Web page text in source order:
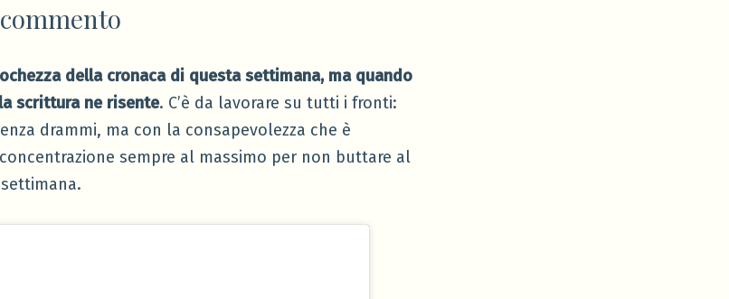
della cronaca di questa settimana, ma quando
scrittura ne risente. C’è da lavorare su tutti i fronti:
drammi, ma con la consapevolezza che è
sempre al massimo per non buttare al